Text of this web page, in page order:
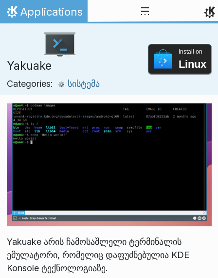
Skip to content
Home
Applications
Yakuake
Categories: სისტემა
Install on
Linux
Yakuake არის ჩამოსაშლელი ტერმინალის
ემულატორი, რომელიც დაფუძნებულია KDE
Konsole ტექნოლოგიაზე.